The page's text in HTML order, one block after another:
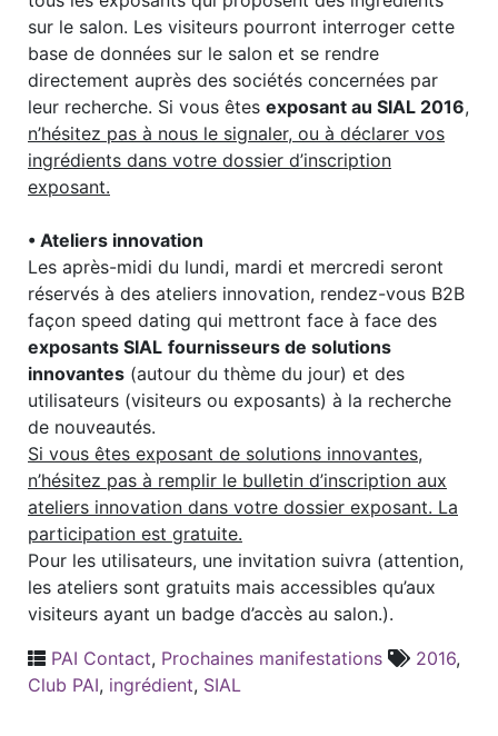
sur le salon. Les visiteurs pourront interroger cette
base de données sur le salon et se rendre
directement auprès des sociétés concernées par
leur recherche. Si vous êtes exposant au SIAL 2016,
n’hésitez pas à nous le signaler, ou à déclarer vos
ingrédients dans votre dossier d’inscription
exposant.
• Ateliers innovation
Les après-midi du lundi, mardi et mercredi seront
réservés à des ateliers innovation, rendez-vous B2B
façon speed dating qui mettront face à face des
exposants SIAL fournisseurs de solutions
innovantes (autour du thème du jour) et des
utilisateurs (visiteurs ou exposants) à la recherche
de nouveautés.
Si vous êtes exposant de solutions innovantes,
n’hésitez pas à remplir le bulletin d’inscription aux
ateliers innovation dans votre dossier exposant. La
participation est gratuite.
Pour les utilisateurs, une invitation suivra (attention,
les ateliers sont gratuits mais accessibles qu’aux
visiteurs ayant un badge d’accès au salon.).
PAI Contact, Prochaines manifestations 2016,
Club PAI, ingrédient, SIAL